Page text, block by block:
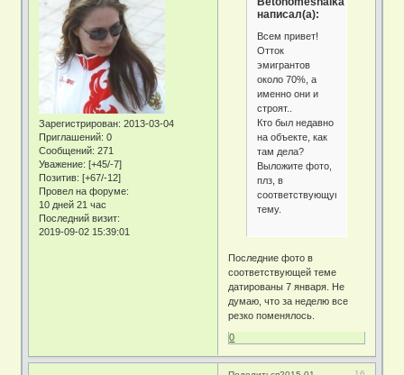
Зарегистрирован: 2013-03-04
Приглашений: 0
Сообщений: 271
Уважение: [+45/-7]
Позитив: [+67/-12]
Провел на форуме:
10 дней 21 час
Последний визит:
2019-09-02 15:39:01
написал(а):
Всем привет!
Отток
эмигрантов
около 70%, а
именно они и
строят..
Кто был недавно
на объекте, как
там дела?
Выложите фото,
плз, в
соответствующую
тему.
Последние фото в
соответствующей теме
датированы 7 января. Не
думаю, что за неделю все
резко поменялось.
0